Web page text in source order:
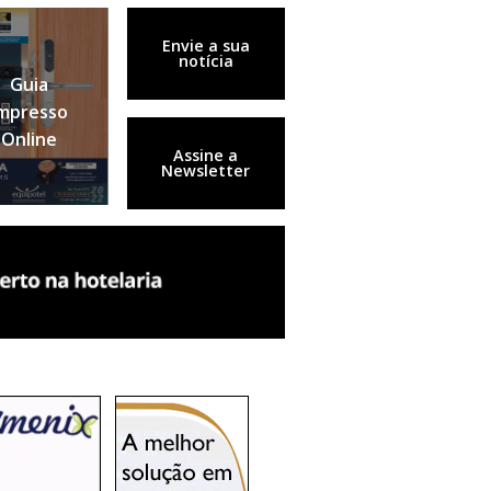
Guia
Online
Envie a sua
notícia
Assine a
Newsletter